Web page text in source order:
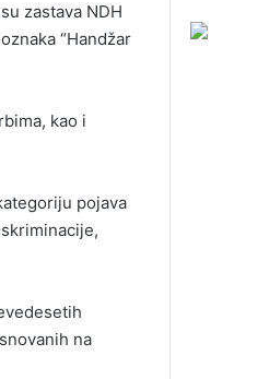
zastava NDH
“Handžar
kao i
pojava
na